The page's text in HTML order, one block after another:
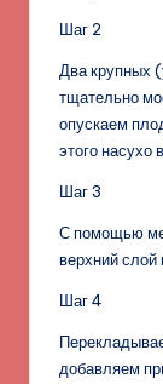
Шаг 2
Два крупных
тщательно
опускаем
этого насухо
Шаг 3
С помощью
верхний слой
Шаг 4
добавляем